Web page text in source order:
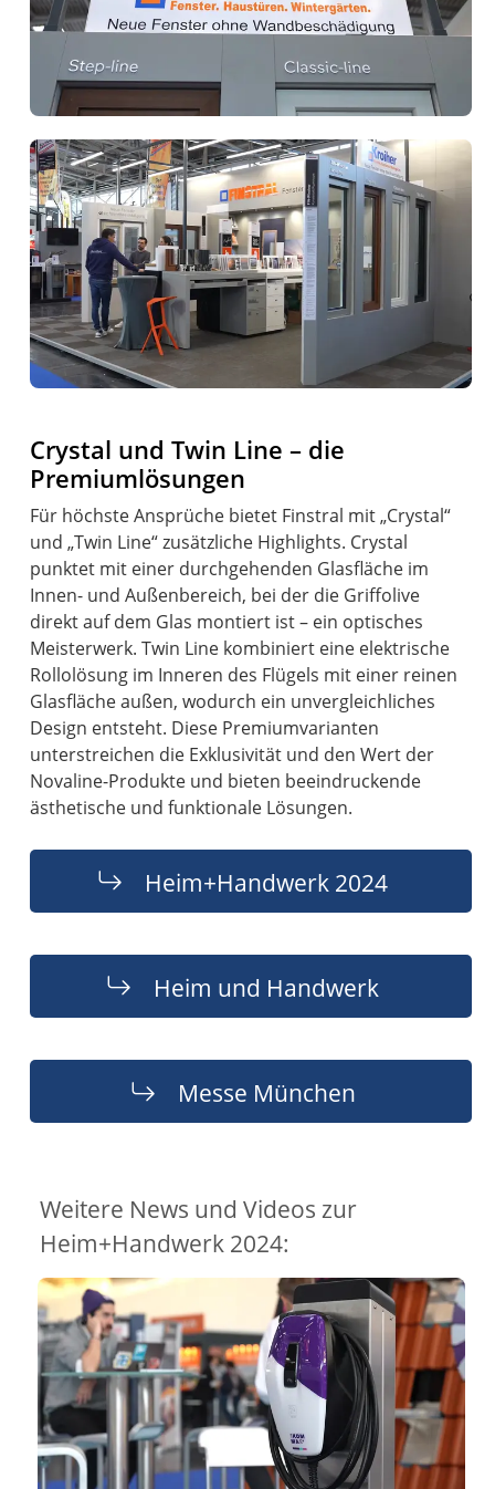
Crystal und Twin Line – die
Premiumlösungen
Für höchste Ansprüche bietet Finstral mit „Crystal“
und „Twin Line“ zusätzliche Highlights. Crystal
punktet mit einer durchgehenden Glasfläche im
Innen- und Außenbereich, bei der die Griffolive
direkt auf dem Glas montiert ist – ein optisches
Meisterwerk. Twin Line kombiniert eine elektrische
Rollolösung im Inneren des Flügels mit einer reinen
Glasfläche außen, wodurch ein unvergleichliches
Design entsteht. Diese Premiumvarianten
unterstreichen die Exklusivität und den Wert der
Novaline-Produkte und bieten beeindruckende
ästhetische und funktionale Lösungen.
Heim+Handwerk 2024
Heim und Handwerk
Messe München
Weitere News und Videos zur
Heim+Handwerk 2024: